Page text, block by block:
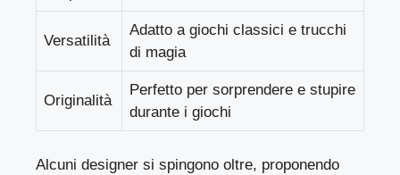
Versatilità
Adatto a giochi classici e trucchi
di magia
Originalità
Perfetto per sorprendere e stupire
durante i giochi
Alcuni designer si spingono oltre, proponendo